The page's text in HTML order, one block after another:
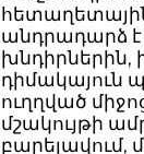
անդրադարձ
խնդիրներին,
դիմակայուն
ուղղված
մշակույթի
բարելավում,